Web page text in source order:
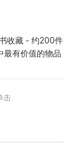
收藏 - 约200件
有价值的物品
击